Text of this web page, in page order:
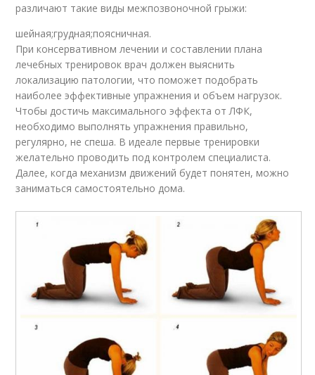
различают такие виды межпозвоночной грыжи:
шейная;грудная;поясничная.
При консервативном лечении и составлении плана
лечебных тренировок врач должен выяснить
локализацию патологии, что поможет подобрать
наиболее эффективные упражнения и объем нагрузок.
Чтобы достичь максимального эффекта от ЛФК,
необходимо выполнять упражнения правильно,
регулярно, не спеша. В идеале первые тренировки
желательно проводить под контролем специалиста.
Далее, когда механизм движений будет понятен, можно
заниматься самостоятельно дома.